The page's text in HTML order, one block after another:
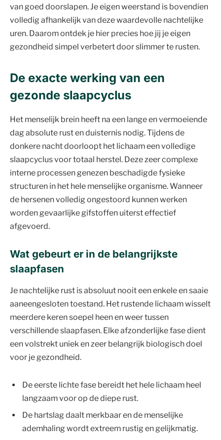
van goed doorslapen. Je eigen weerstand is bovendien
volledig afhankelijk van deze waardevolle nachtelijke
uren. Daarom ontdek je hier precies hoe jij je eigen
gezondheid simpel verbetert door slimmer te rusten.
De exacte werking van een
gezonde slaapcyclus
Het menselijk brein heeft na een lange en vermoeiende
dag absolute rust en duisternis nodig. Tijdens de
donkere nacht doorloopt het lichaam een volledige
slaapcyclus voor totaal herstel. Deze zeer complexe
interne processen genezen beschadigde fysieke
structuren in het hele menselijke organisme. Wanneer
de hersenen volledig ongestoord kunnen werken
worden gevaarlijke gifstoffen uiterst effectief
afgevoerd.
Wat gebeurt er in de belangrijkste
slaapfasen
Je nachtelijke rust is absoluut nooit een enkele en saaie
aaneengesloten toestand. Het rustende lichaam wisselt
meerdere keren soepel heen en weer tussen
verschillende slaapfasen. Elke afzonderlijke fase dient
een volstrekt uniek en zeer belangrijk biologisch doel
voor je gezondheid.
De eerste lichte fase bereidt het hele lichaam heel
langzaam voor op de diepe rust.
De hartslag daalt merkbaar en de menselijke
ademhaling wordt extreem rustig en gelijkmatig.